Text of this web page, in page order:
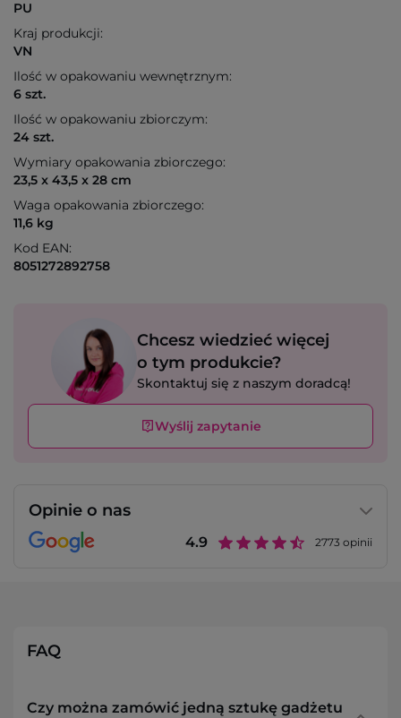
PU
Kraj produkcji:
VN
Ilość w opakowaniu wewnętrznym:
6 szt.
Ilość w opakowaniu zbiorczym:
24 szt.
Wymiary opakowania zbiorczego:
23,5 x 43,5 x 28 cm
Waga opakowania zbiorczego:
11,6 kg
Kod EAN:
8051272892758
Chcesz wiedzieć więcej
o tym produkcie?
Skontaktuj się z naszym doradcą!
Wyślij zapytanie
Opinie o nas
4.9 2773 opinii
FAQ
Czy można zamówić jedną sztukę gadżetu